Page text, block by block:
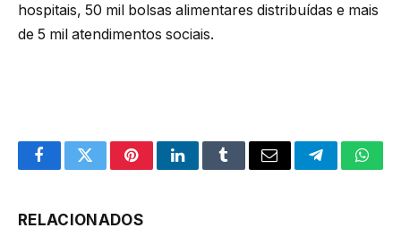
hospitais, 50 mil bolsas alimentares distribuídas e mais
de 5 mil atendimentos sociais.
FacebookTwitterPinterestLinkedInTumblrEmail Telegram
RELACIONADOS